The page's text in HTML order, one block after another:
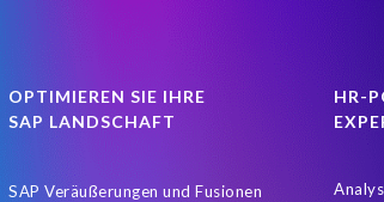
OPTIMIEREN SIE IHRE
SAP LANDSCHAFT
SAP Veräußerungen und Fusionen
HR-